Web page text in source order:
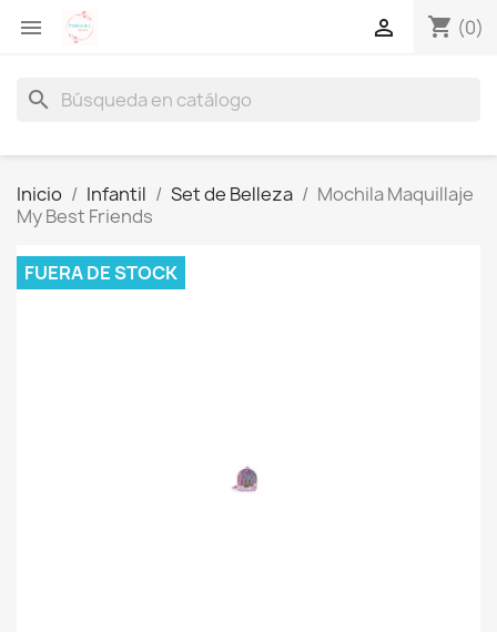
 shopping_cart (0)

search
Inicio Infantil Set de Belleza
Mochila Maquillaje
My Best Friends
FUERA DE STOCK